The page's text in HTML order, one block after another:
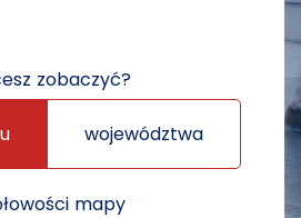
zobaczyć?
województwa
mapy